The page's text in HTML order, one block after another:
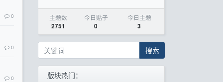
0
0
0
主题数
2751
今日贴子
0
今日主题
3
搜索
版块热门：